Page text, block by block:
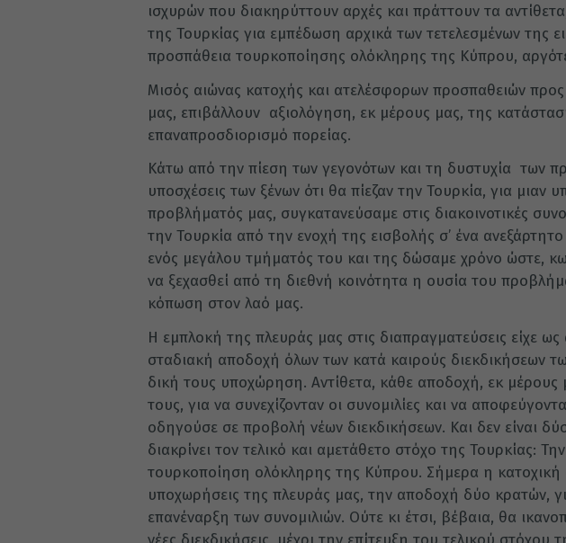
ισχυρών που διακηρύττουν αρχές και πράττουν τα
της Τουρκίας για εμπέδωση αρχικά των τετελεσμένων της
προσπάθεια τουρκοποίησης ολόκληρης της Κύπρου,
Μισός αιώνας κατοχής και ατελέσφορων προσπαθειών
μας, επιβάλλουν αξιολόγηση, εκ μέρους μας, της
επαναπροσδιορισμό πορείας.
Κάτω από την πίεση των γεγονότων και τη δυστυχία των
υποσχέσεις των ξένων ότι θα πίεζαν την Τουρκία, για μιαν
προβλήματός μας, συγκατανεύσαμε στις διακοινοτικές
την Τουρκία από την ενοχή της εισβολής σ’ ένα
ενός μεγάλου τμήματός του και της δώσαμε χρόνο ώστε,
να ξεχασθεί από τη διεθνή κοινότητα η ουσία του
κόπωση στον λαό μας.
Η εμπλοκή της πλευράς μας στις διαπραγματεύσεις είχε ως
σταδιακή αποδοχή όλων των κατά καιρούς διεκδικήσεων
δική τους υποχώρηση. Αντίθετα, κάθε αποδοχή, εκ μέρους
τους, για να συνεχίζονταν οι συνομιλίες και να
οδηγούσε σε προβολή νέων διεκδικήσεων. Και δεν είναι
διακρίνει τον τελικό και αμετάθετο στόχο της Τουρκίας:
τουρκοποίηση ολόκληρης της Κύπρου. Σήμερα η κατοχική
υποχωρήσεις της πλευράς μας, την αποδοχή δύο κρατών,
επανέναρξη των συνομιλιών. Ούτε κι έτσι, βέβαια, θα